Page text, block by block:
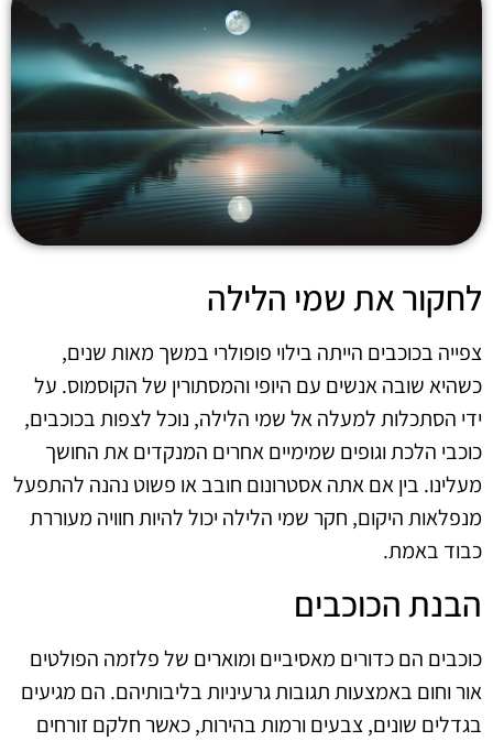
לחקור את שמי הלילה
צפייה בכוכבים הייתה בילוי פופולרי במשך מאות שנים,
כשהיא שובה אנשים עם היופי והמסתורין של הקוסמוס. על
ידי הסתכלות למעלה אל שמי הלילה, נוכל לצפות בכוכבים,
כוכבי הלכת וגופים שמימיים אחרים המנקדים את החושך
מעלינו. בין אם אתה אסטרונום חובב או פשוט נהנה להתפעל
מנפלאות היקום, חקר שמי הלילה יכול להיות חוויה מעוררת
כבוד באמת.
הבנת הכוכבים
כוכבים הם כדורים מאסיביים ומוארים של פלזמה הפולטים
אור וחום באמצעות תגובות גרעיניות בליבותיהם. הם מגיעים
בגדלים שונים, צבעים ורמות בהירות, כאשר חלקם זורחים